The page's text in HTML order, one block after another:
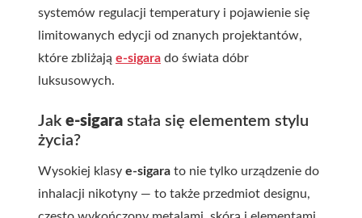
systemów regulacji temperatury i pojawienie się
limitowanych edycji od znanych projektantów,
które zbliżają e-sigara do świata dóbr
luksusowych.
Jak e-sigara stała się elementem stylu
życia?
Wysokiej klasy e-sigara to nie tylko urządzenie do
inhalacji nikotyny — to także przedmiot designu,